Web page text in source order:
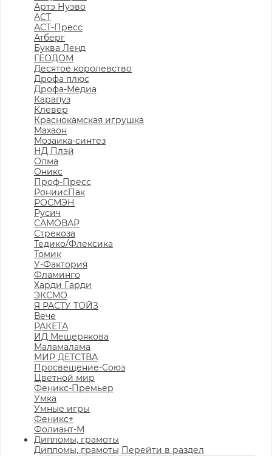
Артэ Нуэво
АСТ
АСТ-Пресс
Атберг
Буква Ленд
ГЕОДОМ
Десятое королевство
Дрофа плюс
Дрофа-Медиа
Карапуз
Клевер
Краснокамская игрушка
Махаон
Мозаика-синтез
НД Плэй
Олма
Оникс
Проф-Пресс
РониисПак
РОСМЭН
Русич
САМОВАР
Стрекоза
Тедико/Флексика
Томик
У-Фактория
Фламинго
Харди Гарди
ЭКСМО
Я РАСТУ ТОЙЗ
Вече
РАКЕТА
ИД Мещерякова
Маламалама
МИР ДЕТСТВА
Просвещение-Союз
Цветной мир
Феникс-Премьер
Умка
Умные игры
Феникс+
Фолиант-М
Дипломы, грамоты
Дипломы, грамоты Перейти в раздел